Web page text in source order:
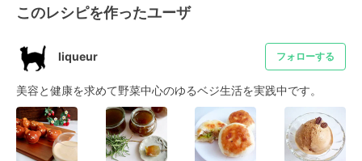
このレシピを作ったユーザ
liqueur フォローする
美容と健康を求めて野菜中心のゆるベジ生活を実践中です。